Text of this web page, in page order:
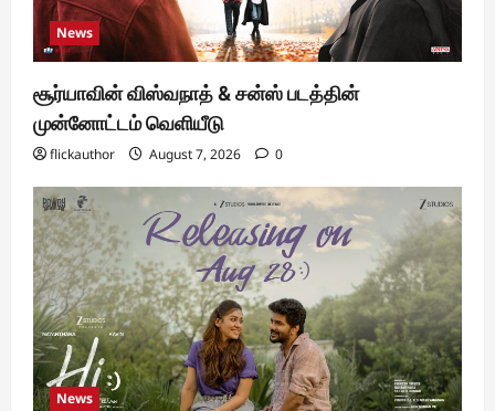
News
சூர்யாவின் விஸ்வநாத் & சன்ஸ் படத்தின்
முன்னோட்டம் வெளியீடு
flickauthor August 7, 2026 0
News